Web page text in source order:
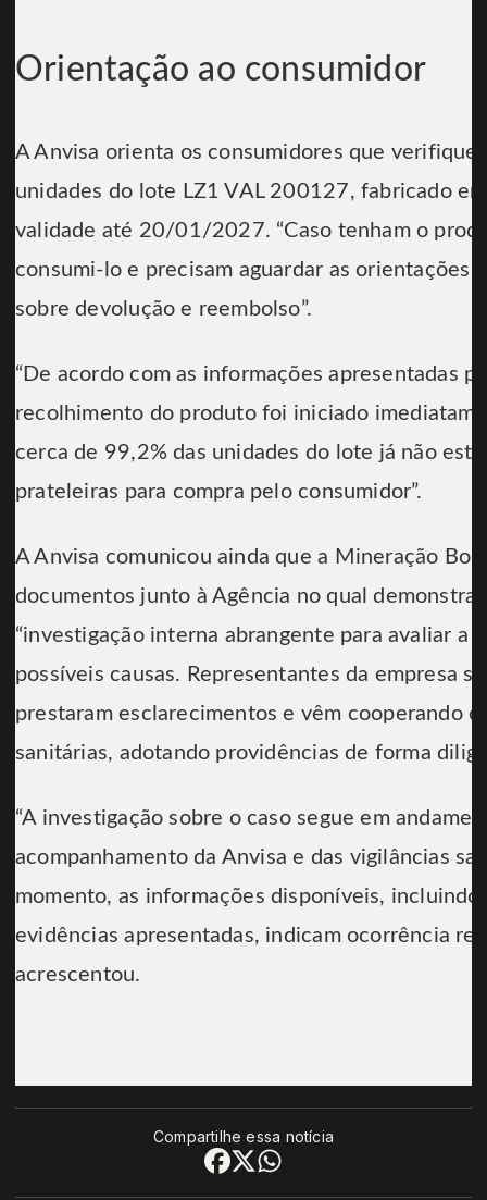
Orientação ao consumidor
A Anvisa orienta os consumidores que
unidades do lote LZ1 VAL 200127, fabricado
validade até 20/01/2027. “Caso tenham o
consumi-lo e precisam aguardar as orientações
sobre devolução e reembolso”.
“De acordo com as informações apresentadas
recolhimento do produto foi iniciado
cerca de 99,2% das unidades do lote já não
prateleiras para compra pelo consumidor”.
A Anvisa comunicou ainda que a Mineração
documentos junto à Agência no qual demonstra
“investigação interna abrangente para avaliar a
possíveis causas. Representantes da empresa
prestaram esclarecimentos e vêm cooperando
sanitárias, adotando providências de forma
“A investigação sobre o caso segue em
acompanhamento da Anvisa e das vigilâncias
momento, as informações disponíveis, incluindo
evidências apresentadas, indicam ocorrência
acrescentou.
Compartilhe essa notícia